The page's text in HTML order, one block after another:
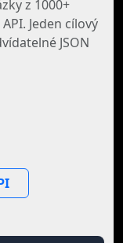
z 1000+
Jeden cílový
JSON